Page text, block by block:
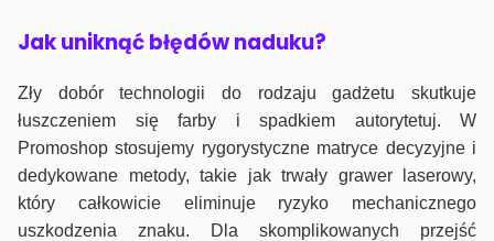
Jak uniknąć błędów naduku?
Zły dobór technologii do rodzaju gadżetu skutkuje
łuszczeniem się farby i spadkiem autorytetuj. W
Promoshop stosujemy rygorystyczne matryce decyzyjne i
dedykowane metody, takie jak trwały grawer laserowy,
który całkowicie eliminuje ryzyko mechanicznego
uszkodzenia znaku. Dla skomplikowanych przejść